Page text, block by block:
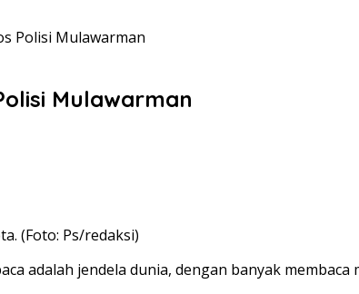
Polisi Mulawarman
Mulawarman
(Foto: Ps/redaksi)
adalah jendela dunia, dengan banyak